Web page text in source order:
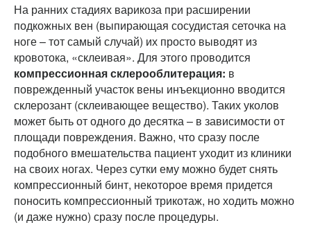
На ранних стадиях варикоза при расширении
подкожных вен (выпирающая сосудистая сеточка на
ноге – тот самый случай) их просто выводят из
кровотока, «склеивая». Для этого проводится
компрессионная склерооблитерация: в
поврежденный участок вены инъекционно вводится
склерозант (склеивающее вещество). Таких уколов
может быть от одного до десятка – в зависимости от
площади повреждения. Важно, что сразу после
подобного вмешательства пациент уходит из клиники
на своих ногах. Через сутки ему можно будет снять
компрессионный бинт, некоторое время придется
поносить компрессионный трикотаж, но ходить можно
(и даже нужно) сразу после процедуры.